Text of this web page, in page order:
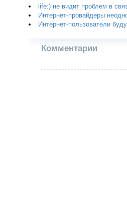
life:) не видит проблем в
Интернет-провайдеры
Интернет-пользователи
Комментарии